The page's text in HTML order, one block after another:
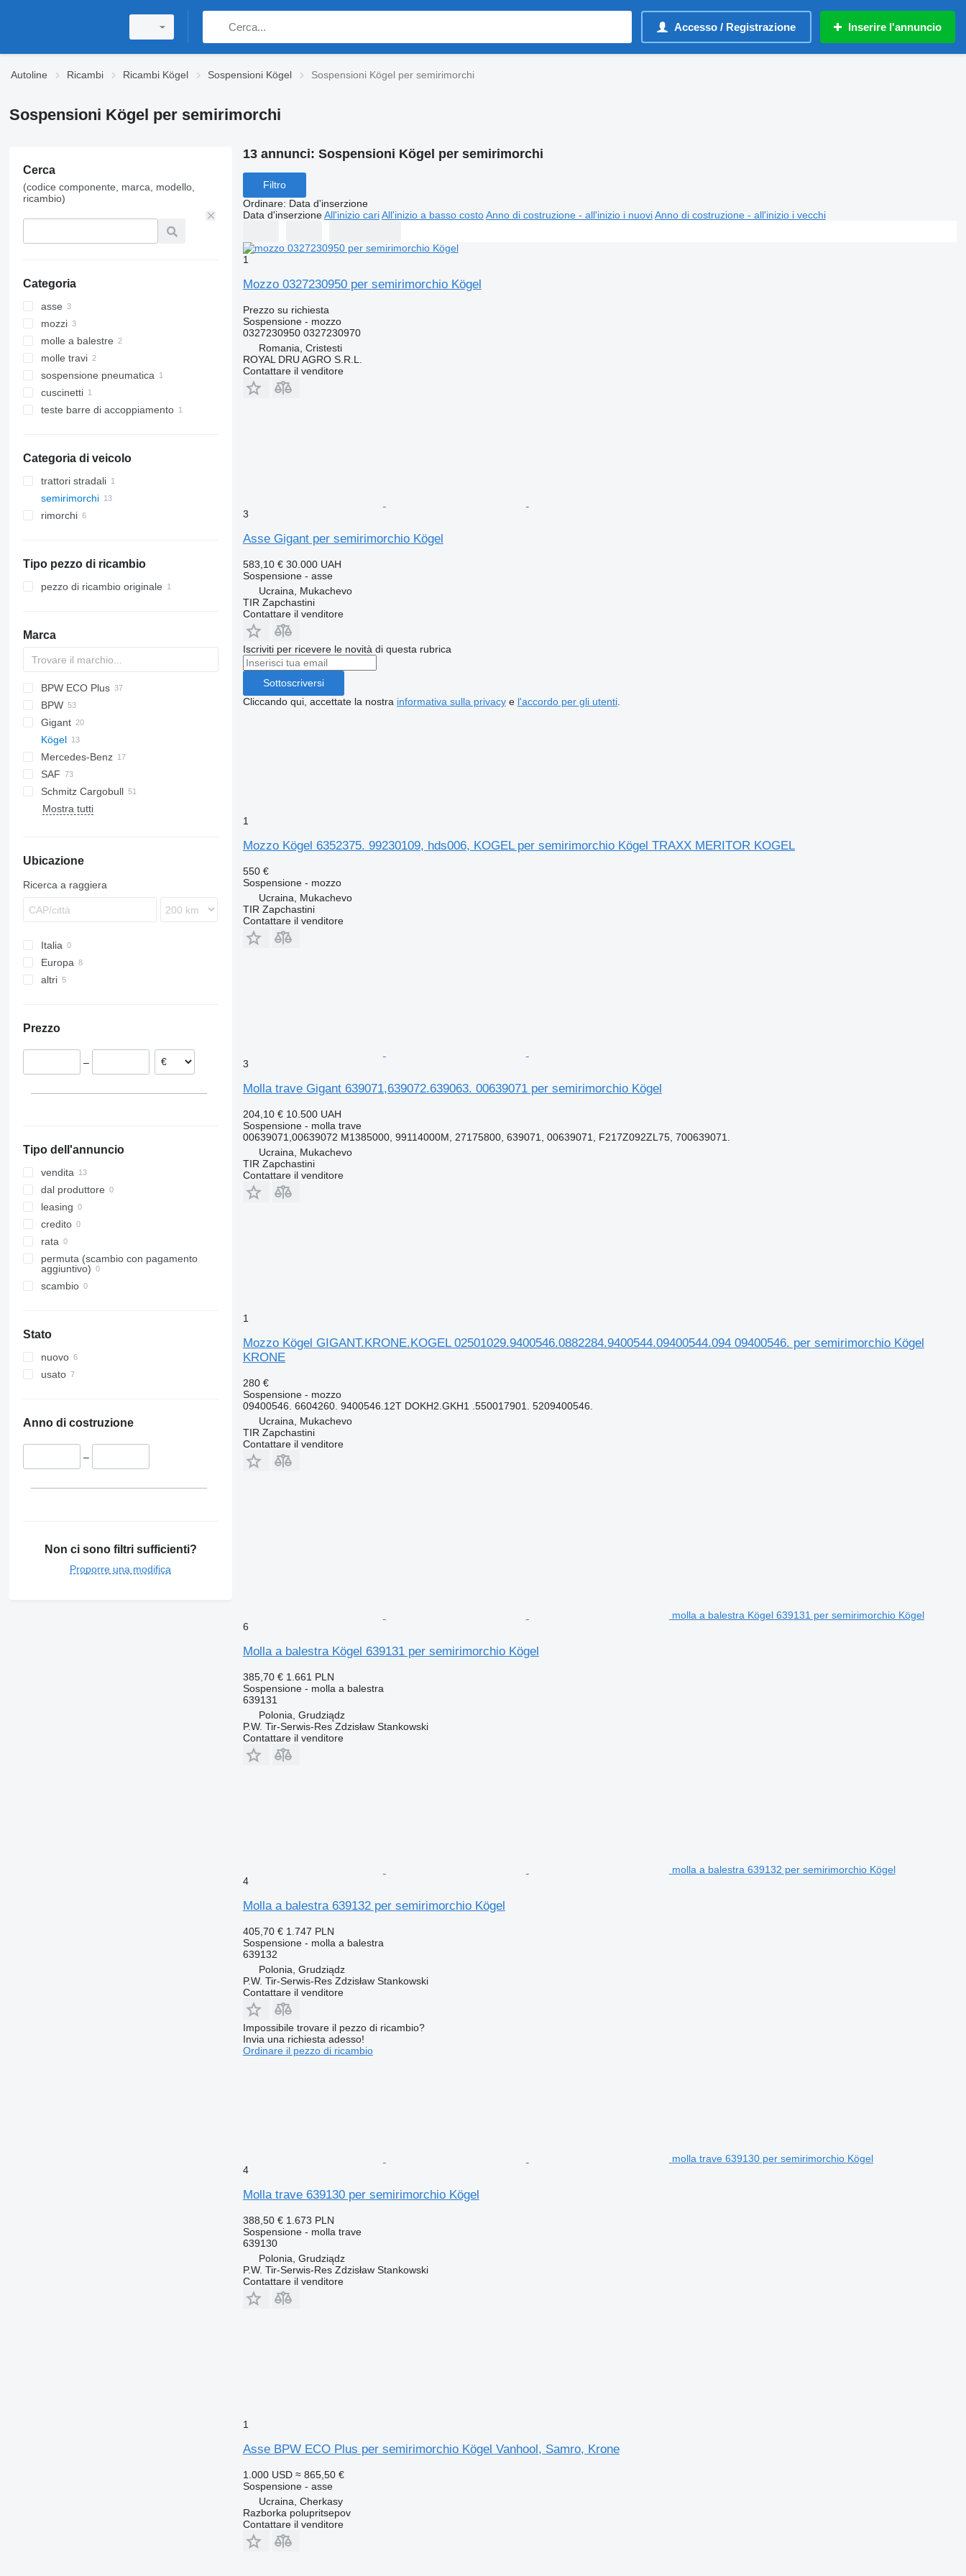
Accesso / Registrazione Inserire l'annuncio
Autoline Ricambi Ricambi Kögel Sospensioni Kögel Sospensioni Kögel per semirimorchi
Sospensioni Kögel per semirimorchi
Cerca
(codice componente, marca, modello,
ricambio)
Categoria
asse
mozzi
molle a balestre
molle travi
sospensione pneumatica
cuscinetti
teste barre di accoppiamento
Categoria di veicolo
trattori stradali
semirimorchi
rimorchi
Tipo pezzo di ricambio
pezzo di ricambio originale
Marca
BPW ECO Plus
BPW
Gigant
EuroCargo
EuroStar
Eurotech
Stralis
Trakker
SDP
Kögel
Mercedes-Benz
SAF
Schmitz Cargobull
SCB
Mostra tutti
Ubicazione
Ricerca a raggiera
Italia
Europa
altri
Prezzo
–
Tipo dell'annuncio
vendita
dal produttore
leasing
credito
rata
permuta (scambio con pagamento
aggiuntivo)
scambio
Stato
nuovo
usato
Anno di costruzione
–
Non ci sono filtri sufficienti?
Proporre una modifica
13 annunci: Sospensioni Kögel per semirimorchi
Filtro
Ordinare: Data d'inserzione
Data d'inserzione All'inizio cari All'inizio a basso costo Anno di costruzione - all'inizio i nuovi Anno di costruzione - all'inizio i vecchi
1
Mozzo 0327230950 per semirimorchio Kögel
Prezzo su richiesta
Sospensione - mozzo
0327230950 0327230970
Romania, Cristesti
ROYAL DRU AGRO S.R.L.
Contattare il venditore
3
Asse Gigant per semirimorchio Kögel
583,10 € 30.000 UAH
Sospensione - asse
Ucraina, Mukachevo
TIR Zapchastini
Contattare il venditore
Iscriviti per ricevere le novità di questa rubrica
Sottoscriversi
Cliccando qui, accettate la nostra informativa sulla privacye l'accordo per gli utenti.
1
Mozzo Kögel 6352375. 99230109, hds006, KOGEL per semirimorchio Kögel TRAXX MERITOR KOGEL
550 €
Sospensione - mozzo
Ucraina, Mukachevo
TIR Zapchastini
Contattare il venditore
3
Molla trave Gigant 639071,639072.639063. 00639071 per semirimorchio Kögel
204,10 € 10.500 UAH
Sospensione - molla trave
00639071,00639072 M1385000, 99114000M, 27175800, 639071, 00639071, F217Z092ZL75, 700639071.
Ucraina, Mukachevo
TIR Zapchastini
Contattare il venditore
1
Mozzo Kögel GIGANT.KRONE.KOGEL 02501029.9400546.0882284.9400544.09400544.094 09400546. per semirimorchio Kögel
KRONE
280 €
Sospensione - mozzo
09400546. 6604260. 9400546.12T DOKH2.GKH1 .550017901. 5209400546.
Ucraina, Mukachevo
TIR Zapchastini
Contattare il venditore
molla a balestra Kögel 639131 per semirimorchio Kögel
6
Molla a balestra Kögel 639131 per semirimorchio Kögel
385,70 € 1.661 PLN
Sospensione - molla a balestra
639131
Polonia, Grudziądz
P.W. Tir-Serwis-Res Zdzisław Stankowski
Contattare il venditore
molla a balestra 639132 per semirimorchio Kögel
4
Molla a balestra 639132 per semirimorchio Kögel
405,70 € 1.747 PLN
Sospensione - molla a balestra
639132
Polonia, Grudziądz
P.W. Tir-Serwis-Res Zdzisław Stankowski
Contattare il venditore
Impossibile trovare il pezzo di ricambio?
Invia una richiesta adesso!
Ordinare il pezzo di ricambio
molla trave 639130 per semirimorchio Kögel
4
Molla trave 639130 per semirimorchio Kögel
388,50 € 1.673 PLN
Sospensione - molla trave
639130
Polonia, Grudziądz
P.W. Tir-Serwis-Res Zdzisław Stankowski
Contattare il venditore
1
Asse BPW ECO Plus per semirimorchio Kögel Vanhool, Samro, Krone
1.000 USD ≈ 865,50 €
Sospensione - asse
Ucraina, Cherkasy
Razborka polupritsepov
Contattare il venditore